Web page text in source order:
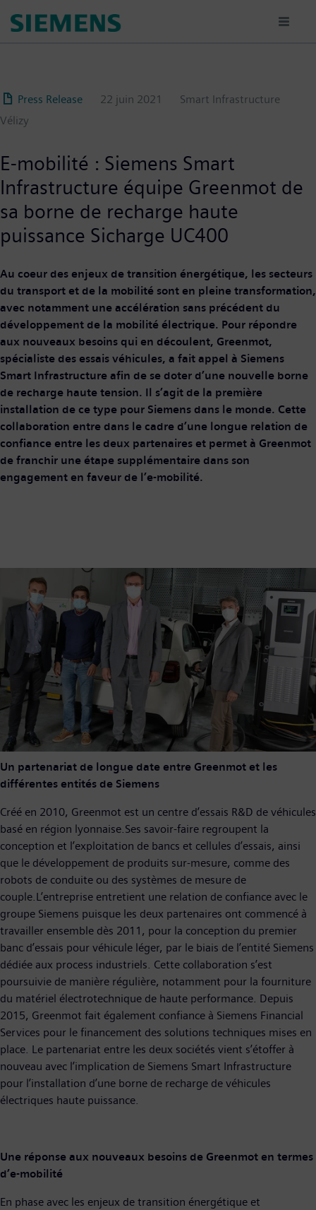
au
Press Release 22 juin 2021
Smart Infrastructure
Vélizy
E-mobilité : Siemens Smart
Infrastructure équipe Greenmot de
sa borne de recharge haute
puissance Sicharge UC400
Au coeur des enjeux de transition énergétique, les secteurs
du transport et de la mobilité sont en pleine transformation,
avec notamment une accélération sans précédent du
développement de la mobilité électrique. Pour répondre
aux nouveaux besoins qui en découlent, Greenmot,
spécialiste des essais véhicules, a fait appel à Siemens
Smart Infrastructure afin de se doter d’une nouvelle borne
de recharge haute tension. Il s’agit de la première
installation de ce type pour Siemens dans le monde. Cette
collaboration entre dans le cadre d’une longue relation de
confiance entre les deux partenaires et permet à Greenmot
de franchir une étape supplémentaire dans son
engagement en faveur de l’e-mobilité.
Un partenariat de longue date entre Greenmot et les
différentes entités de Siemens
Créé en 2010, Greenmot est un centre d’essais R&D de véhicules
basé en région lyonnaise.Ses savoir-faire regroupent la
conception et l’exploitation de bancs et cellules d’essais, ainsi
que le développement de produits sur-mesure, comme des
robots de conduite ou des systèmes de mesure de
couple.L’entreprise entretient une relation de confiance avec le
groupe Siemens puisque les deux partenaires ont commencé à
travailler ensemble dès 2011, pour la conception du premier
banc d’essais pour véhicule léger, par le biais de l’entité Siemens
dédiée aux process industriels. Cette collaboration s’est
poursuivie de manière régulière, notamment pour la fourniture
du matériel électrotechnique de haute performance. Depuis
2015, Greenmot fait également confiance à Siemens Financial
Services pour le financement des solutions techniques mises en
place. Le partenariat entre les deux sociétés vient s’étoffer à
nouveau avec l’implication de Siemens Smart Infrastructure
pour l’installation d’une borne de recharge de véhicules
électriques haute puissance.
Une réponse aux nouveaux besoins de Greenmot en termes
d’e-mobilité
En phase avec les enjeux de transition énergétique et